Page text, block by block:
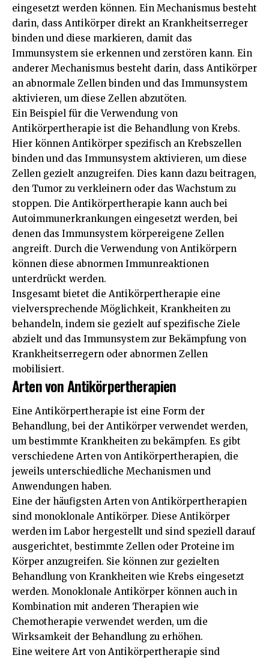
eingesetzt werden können. Ein Mechanismus besteht
darin, dass Antikörper direkt an Krankheitserreger
binden und diese markieren, damit das
Immunsystem sie erkennen und zerstören kann. Ein
anderer Mechanismus besteht darin, dass Antikörper
an abnormale Zellen binden und das Immunsystem
aktivieren, um diese Zellen abzutöten.
Ein Beispiel für die Verwendung von
Antikörpertherapie ist die Behandlung von Krebs.
Hier können Antikörper spezifisch an Krebszellen
binden und das Immunsystem aktivieren, um diese
Zellen gezielt anzugreifen. Dies kann dazu beitragen,
den Tumor zu verkleinern oder das Wachstum zu
stoppen. Die Antikörpertherapie kann auch bei
Autoimmunerkrankungen eingesetzt werden, bei
denen das Immunsystem körpereigene Zellen
angreift. Durch die Verwendung von Antikörpern
können diese abnormen Immunreaktionen
unterdrückt werden.
Insgesamt bietet die Antikörpertherapie eine
vielversprechende Möglichkeit, Krankheiten zu
behandeln, indem sie gezielt auf spezifische Ziele
abzielt und das Immunsystem zur Bekämpfung von
Krankheitserregern oder abnormen Zellen
mobilisiert.
Arten von Antikörpertherapien
Eine Antikörpertherapie ist eine Form der
Behandlung, bei der Antikörper verwendet werden,
um bestimmte Krankheiten zu bekämpfen. Es gibt
verschiedene Arten von Antikörpertherapien, die
jeweils unterschiedliche Mechanismen und
Anwendungen haben.
Eine der häufigsten Arten von Antikörpertherapien
sind monoklonale Antikörper. Diese Antikörper
werden im Labor hergestellt und sind speziell darauf
ausgerichtet, bestimmte Zellen oder Proteine im
Körper anzugreifen. Sie können zur gezielten
Behandlung von Krankheiten wie Krebs eingesetzt
werden. Monoklonale Antikörper können auch in
Kombination mit anderen Therapien wie
Chemotherapie verwendet werden, um die
Wirksamkeit der Behandlung zu erhöhen.
Eine weitere Art von Antikörpertherapie sind